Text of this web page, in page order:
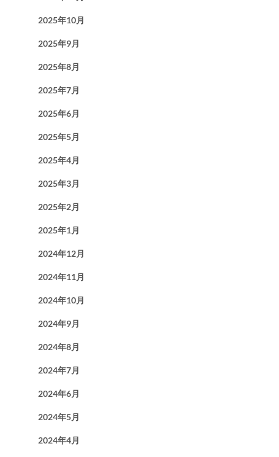
2025年10月
2025年9月
2025年8月
2025年7月
2025年6月
2025年5月
2025年4月
2025年3月
2025年2月
2025年1月
2024年12月
2024年11月
2024年10月
2024年9月
2024年8月
2024年7月
2024年6月
2024年5月
2024年4月